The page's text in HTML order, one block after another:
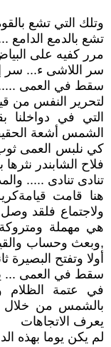
وتلك التي تشع
تشع بالدمع الدامع
مرر كفيه على البياض
سر اللاشى ء... سر
سقط في العمى
لتحرير النفس من
التي في
الشمس أشعة
كي نلبس العمى
فلاح الشابندر
تنادى تنادى .....
هنا قامت
ولاجتماع فلقد
هي مهملة ومتروكة
,وبعث وحساب
أولا وتفتح البصيرة
سقط في العمى ...
في عتمة الظلام
بالشمس من خلال
يعرف الاتجاهات
لم يكن يوما بهذه